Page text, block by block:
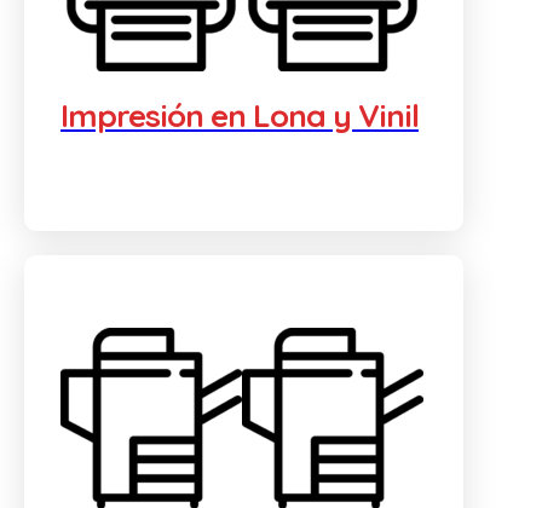
Impresión en Lona y Vinil